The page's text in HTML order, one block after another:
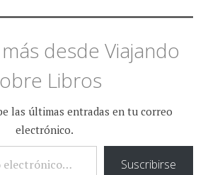
desde Viajando
Libros
las últimas entradas en tu correo
electrónico.
Suscribirse